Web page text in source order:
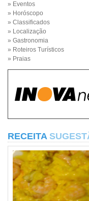
» Eventos
» Horóscopo
» Classificados
» Localização
» Gastronomia
» Roteiros Turísticos
» Praias
RECEITA